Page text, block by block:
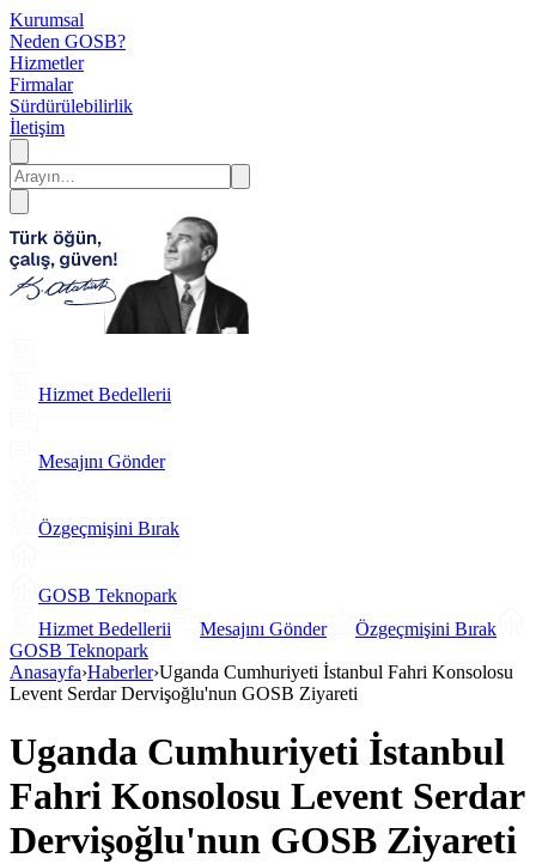
Kurumsal
Neden GOSB?
Hizmetler
Firmalar
Sürdürülebilirlik
İletişim
Hizmet Bedellerii
Mesajını Gönder
Özgeçmişini Bırak
GOSB Teknopark
Hizmet Bedellerii
Mesajını Gönder
Özgeçmişini Bırak
GOSB Teknopark
Anasayfa›Haberler›Uganda Cumhuriyeti İstanbul Fahri Konsolosu
Levent Serdar Dervişoğlu'nun GOSB Ziyareti
Uganda Cumhuriyeti İstanbul
Fahri Konsolosu Levent Serdar
Dervişoğlu'nun GOSB Ziyareti